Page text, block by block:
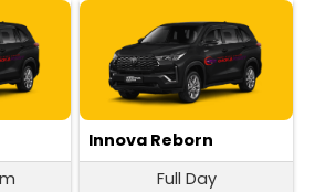
Innova Reborn
Full Day